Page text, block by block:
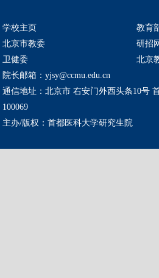
学校主页
教育
北京市教委
研招
卫健委
北京
院长邮箱：yjsy@ccmu.edu.cn
通信地址：北京市 右安门外西头条10号
100069
主办/版权：首都医科大学研究生院